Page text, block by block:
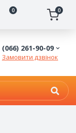
0 0
(066) 261-90-09
Замовити дзвінок